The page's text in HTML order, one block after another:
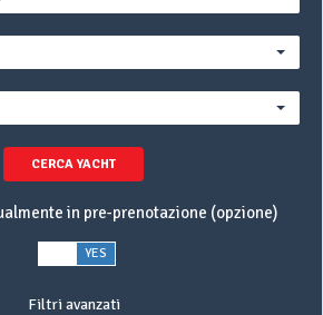
CERCA YACHT
in pre-prenotazione (opzione)
YES
Filtri avanzati